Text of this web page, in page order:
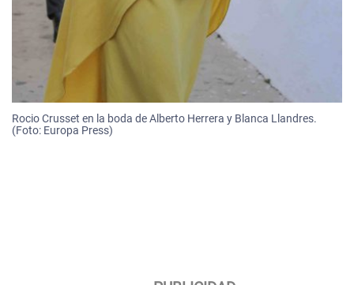
Rocio Crusset en la boda de Alberto Herrera y Blanca Llandres.
(Foto: Europa Press)